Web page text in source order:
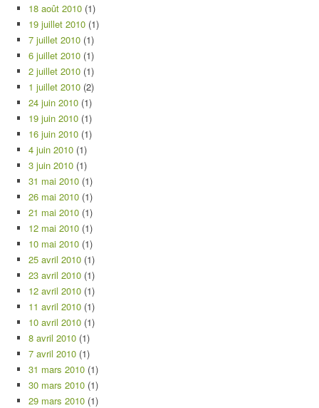
18 août 2010 (1)
19 juillet 2010 (1)
7 juillet 2010 (1)
6 juillet 2010 (1)
2 juillet 2010 (1)
1 juillet 2010 (2)
24 juin 2010 (1)
19 juin 2010 (1)
16 juin 2010 (1)
4 juin 2010 (1)
3 juin 2010 (1)
31 mai 2010 (1)
26 mai 2010 (1)
21 mai 2010 (1)
12 mai 2010 (1)
10 mai 2010 (1)
25 avril 2010 (1)
23 avril 2010 (1)
12 avril 2010 (1)
11 avril 2010 (1)
10 avril 2010 (1)
8 avril 2010 (1)
7 avril 2010 (1)
31 mars 2010 (1)
30 mars 2010 (1)
29 mars 2010 (1)